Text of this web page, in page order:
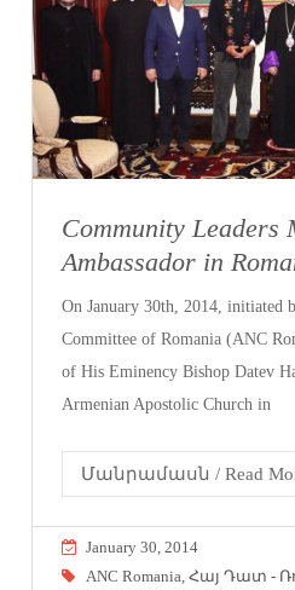
Community Leaders
Ambassador in
On January 30th, 2014, initiated
Committee of Romania (ANC
of His Eminency Bishop Datev
Armenian Apostolic Church in
Մանրամասն / Read
January 30, 2014
ANC Romania ,Հայ Դատ -